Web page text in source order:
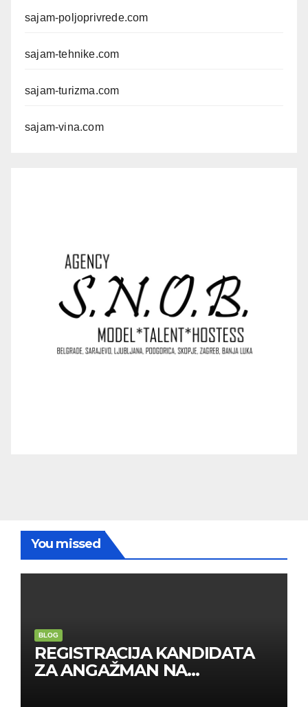
sajam-poljoprivrede.com
sajam-tehnike.com
sajam-turizma.com
sajam-vina.com
You missed
BLOG
REGISTRACIJA KANDIDATA
ZA ANGAŽMAN NA